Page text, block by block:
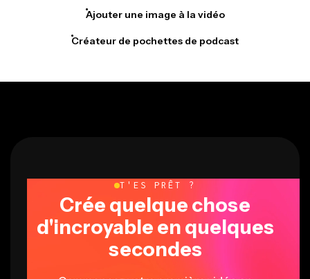
Ajouter une image à la vidéo
Créateur de pochettes de podcast
T'ES PRÊT ?
Crée quelque chose
d'incroyable en quelques
secondes